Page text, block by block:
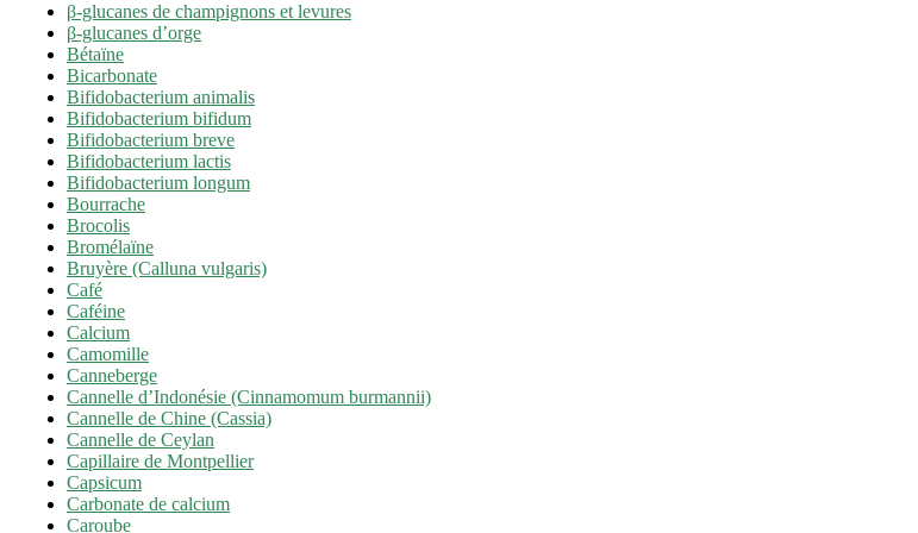
β-glucanes de champignons et levures
β-glucanes d’orge
Bétaïne
Bicarbonate
Bifidobacterium animalis
Bifidobacterium bifidum
Bifidobacterium breve
Bifidobacterium lactis
Bifidobacterium longum
Bourrache
Brocolis
Bromélaïne
Bruyère (Calluna vulgaris)
Café
Caféine
Calcium
Camomille
Canneberge
Cannelle d’Indonésie (Cinnamomum burmannii)
Cannelle de Chine (Cassia)
Cannelle de Ceylan
Capillaire de Montpellier
Capsicum
Carbonate de calcium
Caroube